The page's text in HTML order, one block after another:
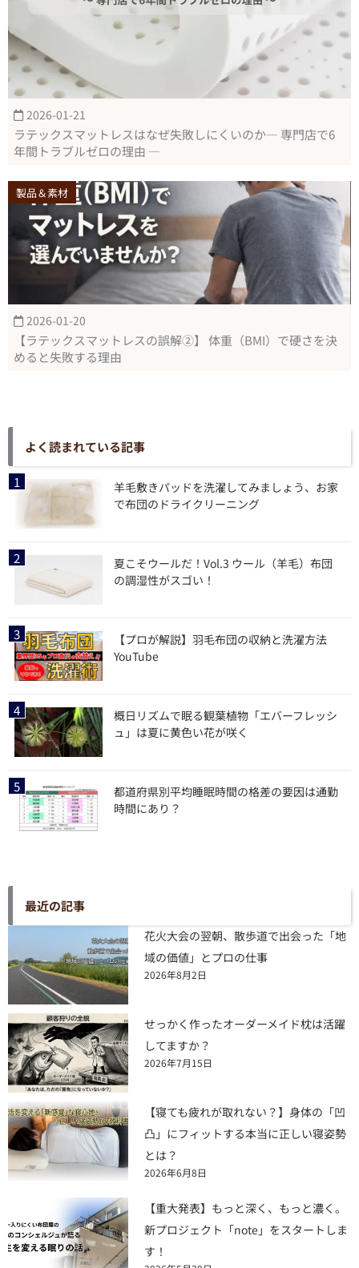
2026-01-21
ラテックスマットレスはなぜ失敗しにくいのか― 専門店で6
年間トラブルゼロの理由 ―
製品＆素材
2026-01-20
【ラテックスマットレスの誤解②】 体重（BMI）で硬さを決
めると失敗する理由
よく読まれている記事
羊毛敷きパッドを洗濯してみましょう、お家
で布団のドライクリーニング
夏こそウールだ！Vol.3 ウール（羊毛）布団
の調湿性がスゴい！
【プロが解説】羽毛布団の収納と洗濯方法
YouTube
概日リズムで眠る観葉植物「エバーフレッシ
ュ」は夏に黄色い花が咲く
都道府県別平均睡眠時間の格差の要因は通勤
時間にあり？
最近の記事
花火大会の翌朝、散歩道で出会った「地
域の価値」とプロの仕事
2026年8月2日
せっかく作ったオーダーメイド枕は活躍
してますか？
2026年7月15日
【寝ても疲れが取れない？】身体の「凹
凸」にフィットする本当に正しい寝姿勢
とは？
2026年6月8日
【重大発表】もっと深く、もっと濃く。
新プロジェクト「note」をスタートしま
す！